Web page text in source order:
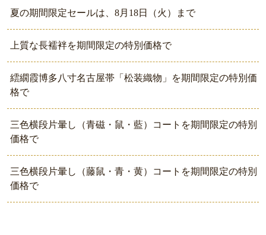
夏の期間限定セールは、8月18日（火）まで
上質な長襦袢を期間限定の特別価格で
繧繝霞博多八寸名古屋帯「松装織物」を期間限定の特別価
格で
三色横段片暈し（青磁・鼠・藍）コートを期間限定の特別
価格で
三色横段片暈し（藤鼠・青・黄）コートを期間限定の特別
価格で